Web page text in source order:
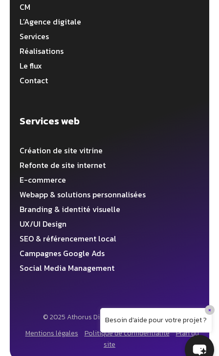
CM
L’Agence digitale
Services
Réalisations
Le flux
Contact
Services web
Création de site vitrine
Refonte de site internet
E-commerce
Webapp & solutions personnalisées
Branding & identité visuelle
UX/UI Design
SEO & référencement local
Campagnes Google Ads
Social Media Management
© 2025 Athorus Digital ✦ Agence web 360°
Mentions légales
Politique de confidentialité
Plan du
site
Besoin d’aide pour votre projet ?
×